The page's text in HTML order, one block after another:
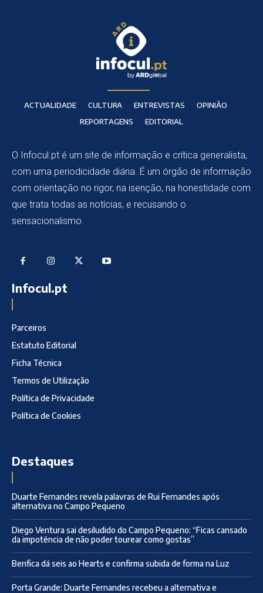
ACTUALIDADE CULTURA ENTREVISTAS
OPINIÃO
REPORTAGENS
EDITORIAL
O Infocul.pt é um site de informação e crítica generalista,
com uma periodicidade diária. É um órgão de informação
com orientação no rigor, na isenção, na honestidade com
que trata todas as notícias, e recusando o
sensacionalismo.
Infocul.pt
Parceiros
Estatuto Editorial
Ficha Técnica
Termos de Utilização
Política de Privacidade
Política de Cookies
Destaques
Duarte Fernandes revela palavras de Rui Fernandes após
alternativa no Campo Pequeno
Diego Ventura sai desiludido do Campo Pequeno: “Ficas cansado
da impotência de não poder tourear como gostas”
Benfica dá seis ao Hearts e confirma subida de forma na Luz
Porta Grande: Duarte Fernandes recebeu a alternativa e